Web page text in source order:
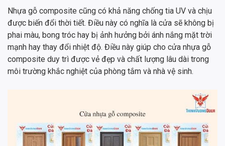
Nhựa gỗ composite cũng có khả năng chống tia UV và chịu
được biến đổi thời tiết. Điều này có nghĩa là cửa sẽ không bị
phai màu, bong tróc hay bị ảnh hưởng bởi ánh nắng mặt trời
mạnh hay thay đổi nhiệt độ. Điều này giúp cho cửa nhựa gỗ
composite duy trì được vẻ đẹp và chất lượng lâu dài trong
môi trường khắc nghiệt của phòng tắm và nhà vệ sinh.